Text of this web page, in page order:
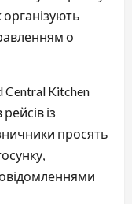
о
Central Kitchen
із
просять